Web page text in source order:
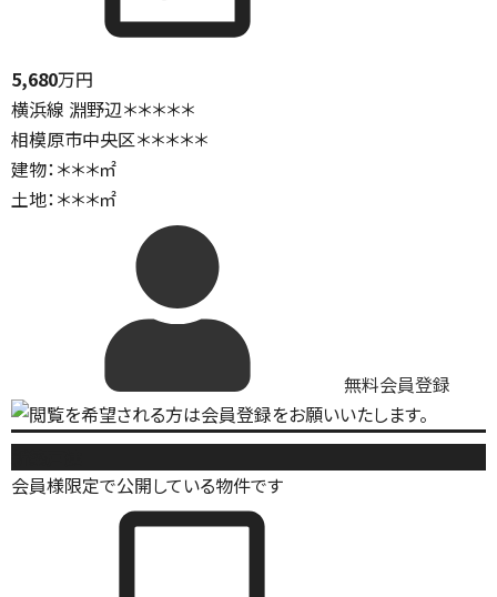
5,680万円
横浜線 淵野辺＊＊＊＊＊
相模原市中央区＊＊＊＊＊
建物：＊＊＊㎡
土地：＊＊＊㎡
無料会員登録
会員様限定で公開している物件です